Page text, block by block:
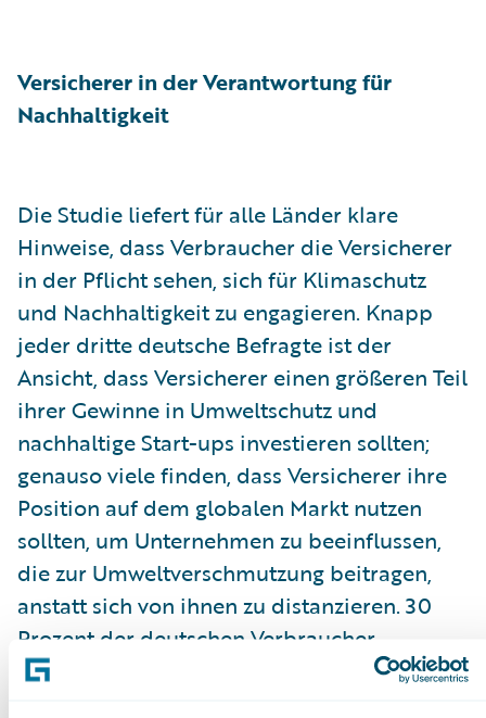
Versicherer in der Verantwortung für
Nachhaltigkeit
Die Studie liefert für alle Länder klare
Hinweise, dass Verbraucher die Versicherer
in der Pflicht sehen, sich für Klimaschutz
und Nachhaltigkeit zu engagieren. Knapp
jeder dritte deutsche Befragte ist der
Ansicht, dass Versicherer einen größeren Teil
ihrer Gewinne in Umweltschutz und
nachhaltige Start-ups investieren sollten;
genauso viele finden, dass Versicherer ihre
Position auf dem globalen Markt nutzen
sollten, um Unternehmen zu beeinflussen,
die zur Umweltverschmutzung beitragen,
anstatt sich von ihnen zu distanzieren. 30
Prozent der deutschen Verbraucher
erwarten von den Versicherern, dass ihre